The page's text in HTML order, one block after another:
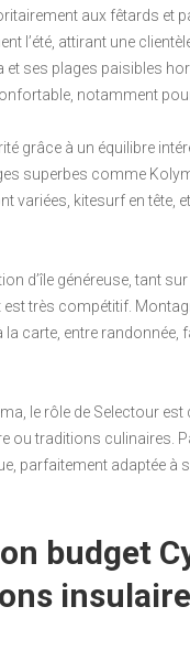
aux fêtards et
l’été, attirant une
et ses plages paisibles
notamment
grâce à un équilibre
superbes comme
variées, kitesurf en tête,
d’île généreuse, tant
est très compétitif.
carte, entre
le rôle de Selectour est
ou traditions culinaires.
parfaitement adaptée à
budget